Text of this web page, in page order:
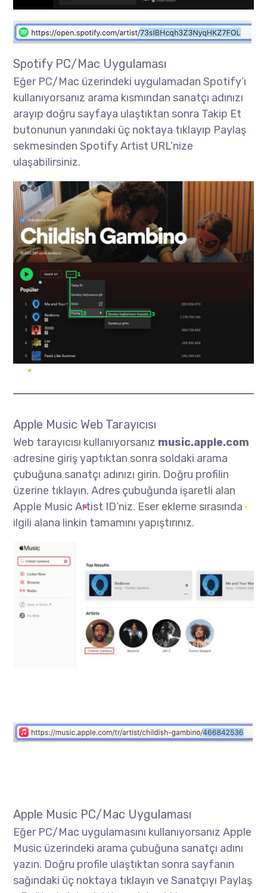
Spotify PC/Mac Uygulaması
Eğer PC/Mac üzerindeki uygulamadan Spotify’ı
kullanıyorsanız arama kısmından sanatçı adınızı
arayıp doğru sayfaya ulaştıktan sonra Takip Et
butonunun yanındaki üç noktaya tıklayıp Paylaş
sekmesinden Spotify Artist URL’nize
ulaşabilirsiniz.
Apple Music Web Tarayıcısı
Web tarayıcısı kullanıyorsanız music.apple.com
adresine giriş yaptıktan sonra soldaki arama
çubuğuna sanatçı adınızı girin. Doğru profilin
üzerine tıklayın. Adres çubuğunda işaretli alan
Apple Music Artist ID’niz. Eser ekleme sırasında
ilgili alana linkin tamamını yapıştırınız.
Apple Music PC/Mac Uygulaması
Eğer PC/Mac uygulamasını kullanıyorsanız Apple
Music üzerindeki arama çubuğuna sanatçı adını
yazın. Doğru profile ulaştıktan sonra sayfanın
sağındaki üç noktaya tıklayın ve Sanatçıyı Paylaş